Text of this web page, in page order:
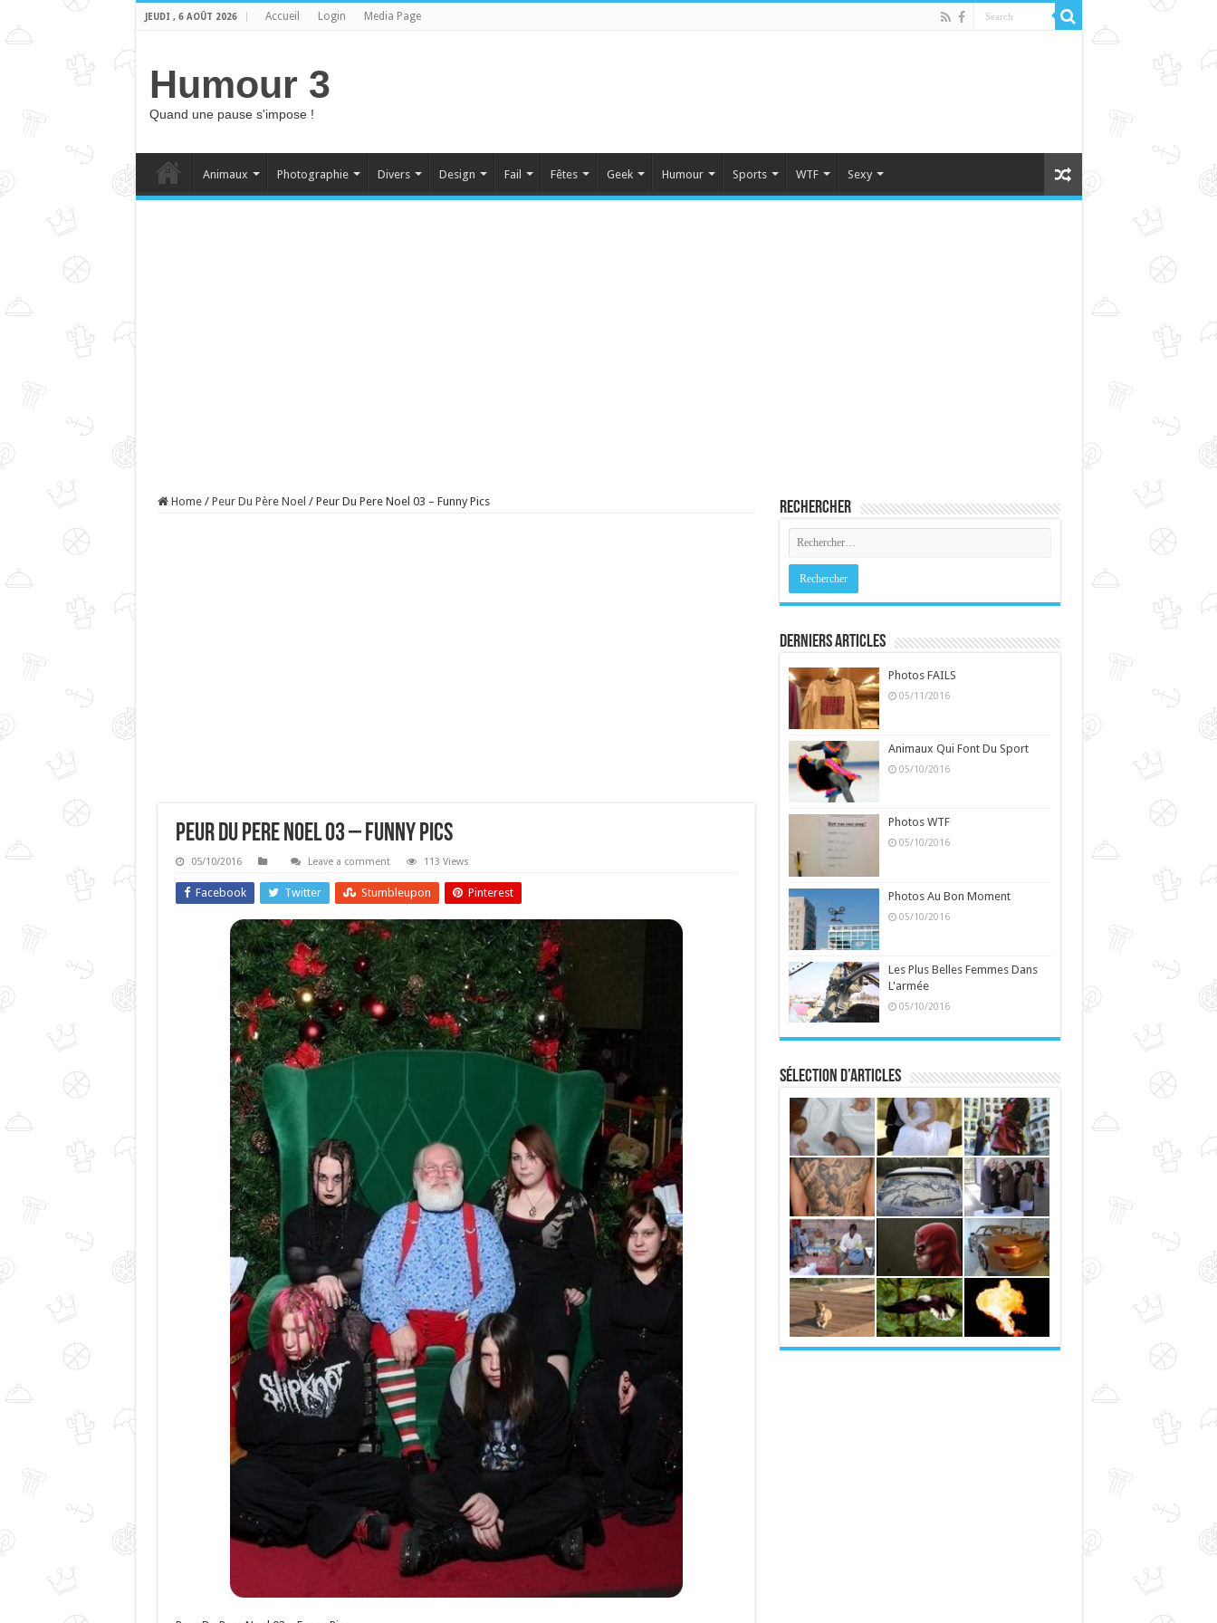
JEUDI , 6 AOÛT 2026 Accueil Login Media Page
Humour 3
Quand une pause s'impose !
Animaux Photographie Divers Design Fail Fêtes Geek Humour Sports WTF Sexy
Home / Peur Du Père Noel / Peur Du Pere Noel 03 – Funny Pics
Peur Du Pere Noel 03 – Funny Pics
05/10/2016 Leave a comment 113 Views
Facebook Twitter Stumbleupon Pinterest
Rechercher
Derniers Articles
Photos FAILS
05/11/2016
Animaux Qui Font Du Sport
05/10/2016
Photos WTF
05/10/2016
Photos Au Bon Moment
05/10/2016
Les Plus Belles Femmes Dans
L'armée
05/10/2016
Sélection d’articles